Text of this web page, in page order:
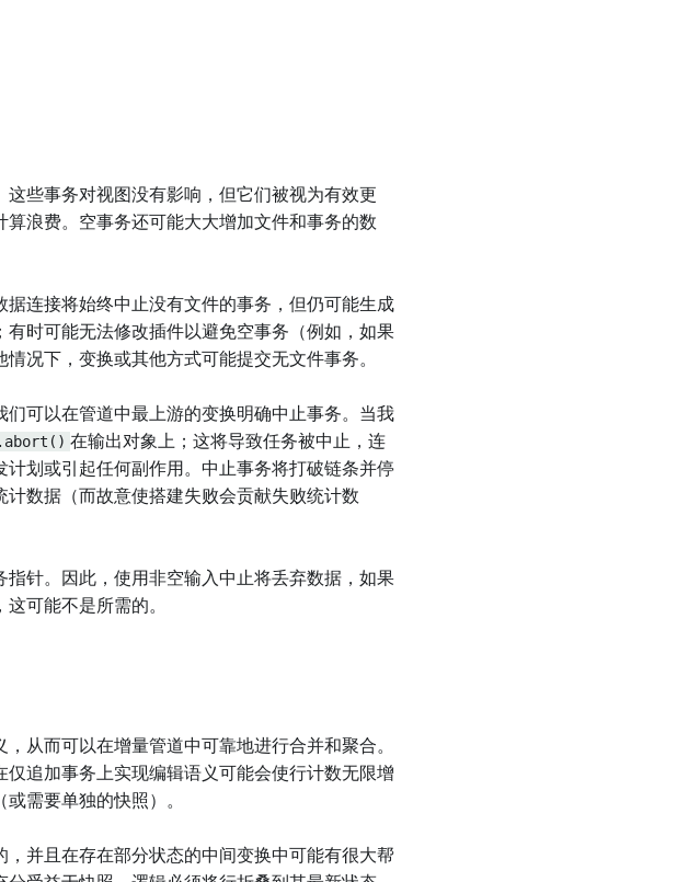
些事务对视图没有影响，但它们被视为有效更
浪费。空事务还可能大大增加文件和事务的数
据连接将始终中止没有文件的事务，但仍可能生成
时可能无法修改插件以避免空事务（例如，如果
况下，变换或其他方式可能提交无文件事务。
可以在管道中最上游的变换明确中止事务。当我
.abort() 在输出对象上；这将导致任务被中止，连
划或引起任何副作用。中止事务将打破链条并停
数据（而故意使搭建失败会贡献失败统计数
针。因此，使用非空输入中止将丢弃数据，如果
可能不是所需的。
从而可以在增量管道中可靠地进行合并和聚合。
追加事务上实现编辑语义可能会使行计数无限增
需要单独的快照）。
并且在存在部分状态的中间变换中可能有很大帮